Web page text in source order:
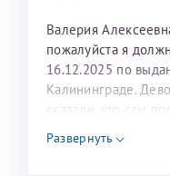
Валерия
пожалуйста я
16.12.2025 по
Калининграде.
сказали, что сам
недель и 3 недели
Можно мне новый
Развернуть